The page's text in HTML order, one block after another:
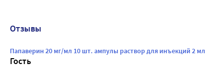
Отзывы
Папаверин 20 мг/мл 10 шт. ампулы раствор для инъекций 2 мл
Гость